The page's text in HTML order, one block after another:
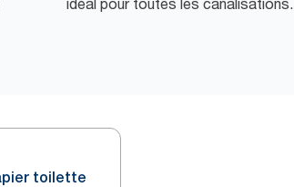
idéal pour toutes les canalisations.
toilette